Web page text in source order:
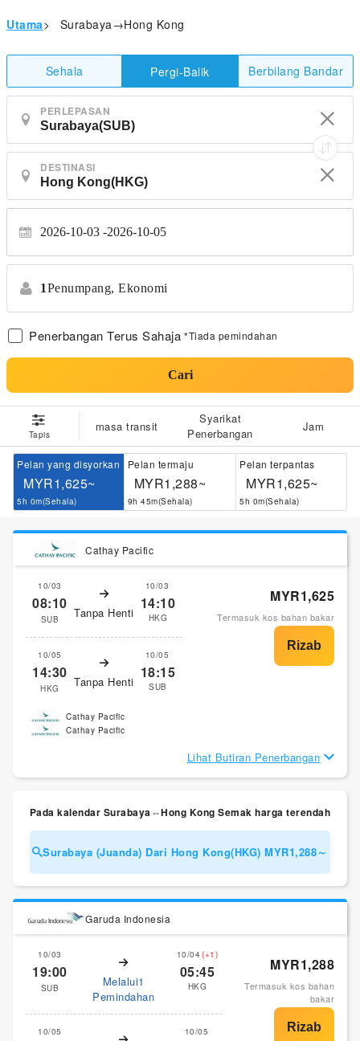
Utama> Surabaya→Hong Kong
Sehala Pergi-Balik Berbilang Bandar
PERLEPASAN
DESTINASI
2026-10-03 2026-10-05
1Penumpang, Ekonomi
Penerbangan Terus Sahaja *Tiada pemindahan
Cari
Tapis
masa transit
Syarikat
Penerbangan
Jam
Pelan yang disyorkan
MYR1,625~
5h 0m(Sehala)
Pelan termaju
MYR1,288~
9h 45m(Sehala)
Pelan terpantas
MYR1,625~
5h 0m(Sehala)
Cathay Pacific
10/03
08:10
SUB Tanpa Henti
10/03
14:10
HKG
10/05
14:30
HKG Tanpa Henti
10/05
18:15
SUB
MYR1,625
Termasuk kos bahan bakar
Cathay Pacific
Cathay Pacific
Lihat Butiran Penerbangan
Pada kalendar Surabaya⇔Hong Kong Semak harga terendah
Surabaya (Juanda) Dari Hong Kong(HKG) MYR1,288～
Garuda Indonesia
10/03
19:00
SUB
Melalui1
Pemindahan
10/04(+1)
05:45
HKG
10/05 10/05
MYR1,288
Termasuk kos bahan
bakar